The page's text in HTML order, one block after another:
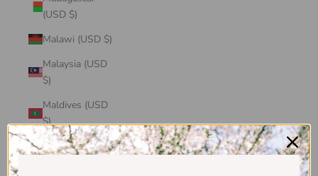
(USD $)
Malawi (USD $)
Malaysia (USD
$)
Maldives (USD
$)
Mali (USD $)